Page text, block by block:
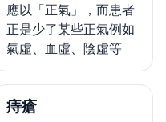
應以「正氣」，而患者
正是少了某些正氣例如
氣虛、血虛、陰虛等
痔瘡